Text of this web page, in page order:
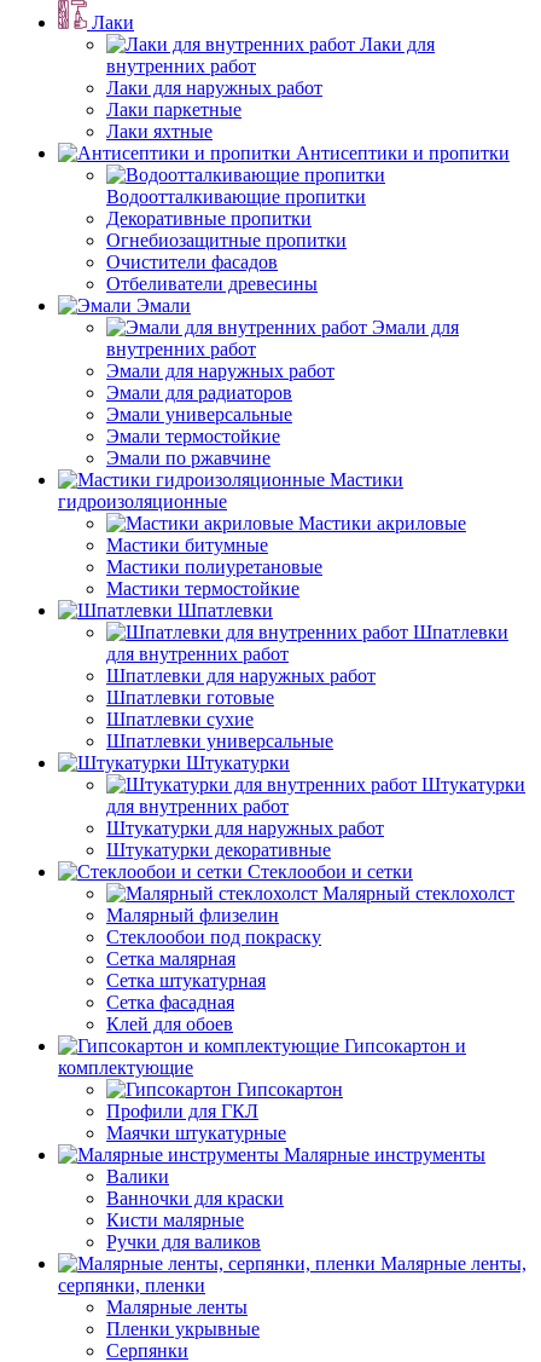
Лаки
Лаки для
внутренних работ
Лаки для наружных работ
Лаки паркетные
Лаки яхтные
Антисептики и пропитки
Водоотталкивающие пропитки
Декоративные пропитки
Огнебиозащитные пропитки
Очистители фасадов
Отбеливатели древесины
Эмали
Эмали для
внутренних работ
Эмали для наружных работ
Эмали для радиаторов
Эмали универсальные
Эмали термостойкие
Эмали по ржавчине
Мастики
гидроизоляционные
Мастики акриловые
Мастики битумные
Мастики полиуретановые
Мастики термостойкие
Шпатлевки
Шпатлевки
для внутренних работ
Шпатлевки для наружных работ
Шпатлевки готовые
Шпатлевки сухие
Шпатлевки универсальные
Штукатурки
Штукатурки
для внутренних работ
Штукатурки для наружных работ
Штукатурки декоративные
Стеклообои и сетки
Малярный стеклохолст
Малярный флизелин
Стеклообои под покраску
Сетка малярная
Сетка штукатурная
Сетка фасадная
Клей для обоев
Гипсокартон и
комплектующие
Гипсокартон
Профили для ГКЛ
Маячки штукатурные
Малярные инструменты
Валики
Ванночки для краски
Кисти малярные
Ручки для валиков
Малярные ленты,
серпянки, пленки
Малярные ленты
Пленки укрывные
Серпянки